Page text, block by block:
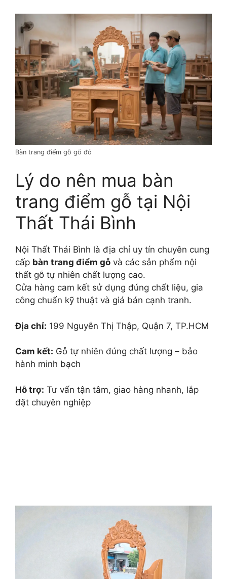
Bàn trang điểm gỗ gõ đỏ
Lý do nên mua bàn
trang điểm gỗ tại Nội
Thất Thái Bình
Nội Thất Thái Bình là địa chỉ uy tín chuyên cung
cấp bàn trang điểm gỗ và các sản phẩm nội
thất gỗ tự nhiên chất lượng cao.
Cửa hàng cam kết sử dụng đúng chất liệu, gia
công chuẩn kỹ thuật và giá bán cạnh tranh.
Địa chỉ: 199 Nguyễn Thị Thập, Quận 7, TP.HCM
Cam kết: Gỗ tự nhiên đúng chất lượng – bảo
hành minh bạch
Hỗ trợ: Tư vấn tận tâm, giao hàng nhanh, lắp
đặt chuyên nghiệp